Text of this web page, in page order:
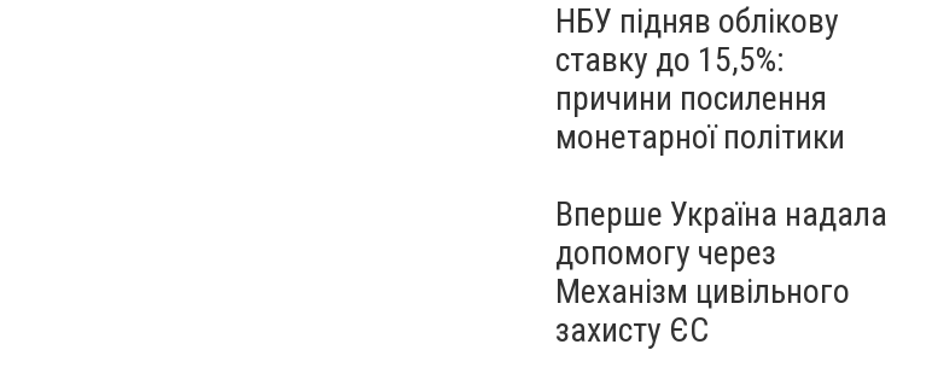
НБУ підняв облікову
ставку до 15,5%:
причини посилення
монетарної політики
Вперше Україна надала
допомогу через
Механізм цивільного
захисту ЄС